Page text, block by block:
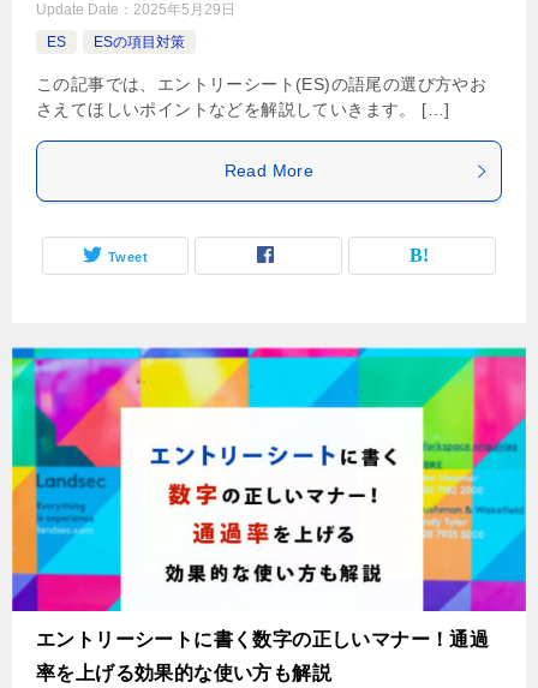
Update Date： 2025年5月29日
ES
ESの項目対策
この記事では、エントリーシート(ES)の語尾の選び方やお
さえてほしいポイントなどを解説していきます。 […]
Read More
Tweet
エントリーシートに書く数字の正しいマナー！通過
率を上げる効果的な使い方も解説